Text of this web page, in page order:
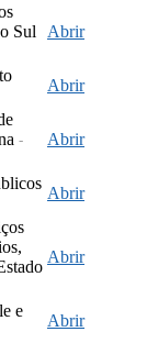
Sul
Abrir
Abrir
-
Abrir
Abrir
Abrir
e
Abrir